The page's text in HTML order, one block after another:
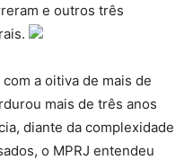
e outros três
a oitiva de mais de
mais de três anos
diante da complexidade
o MPRJ entendeu